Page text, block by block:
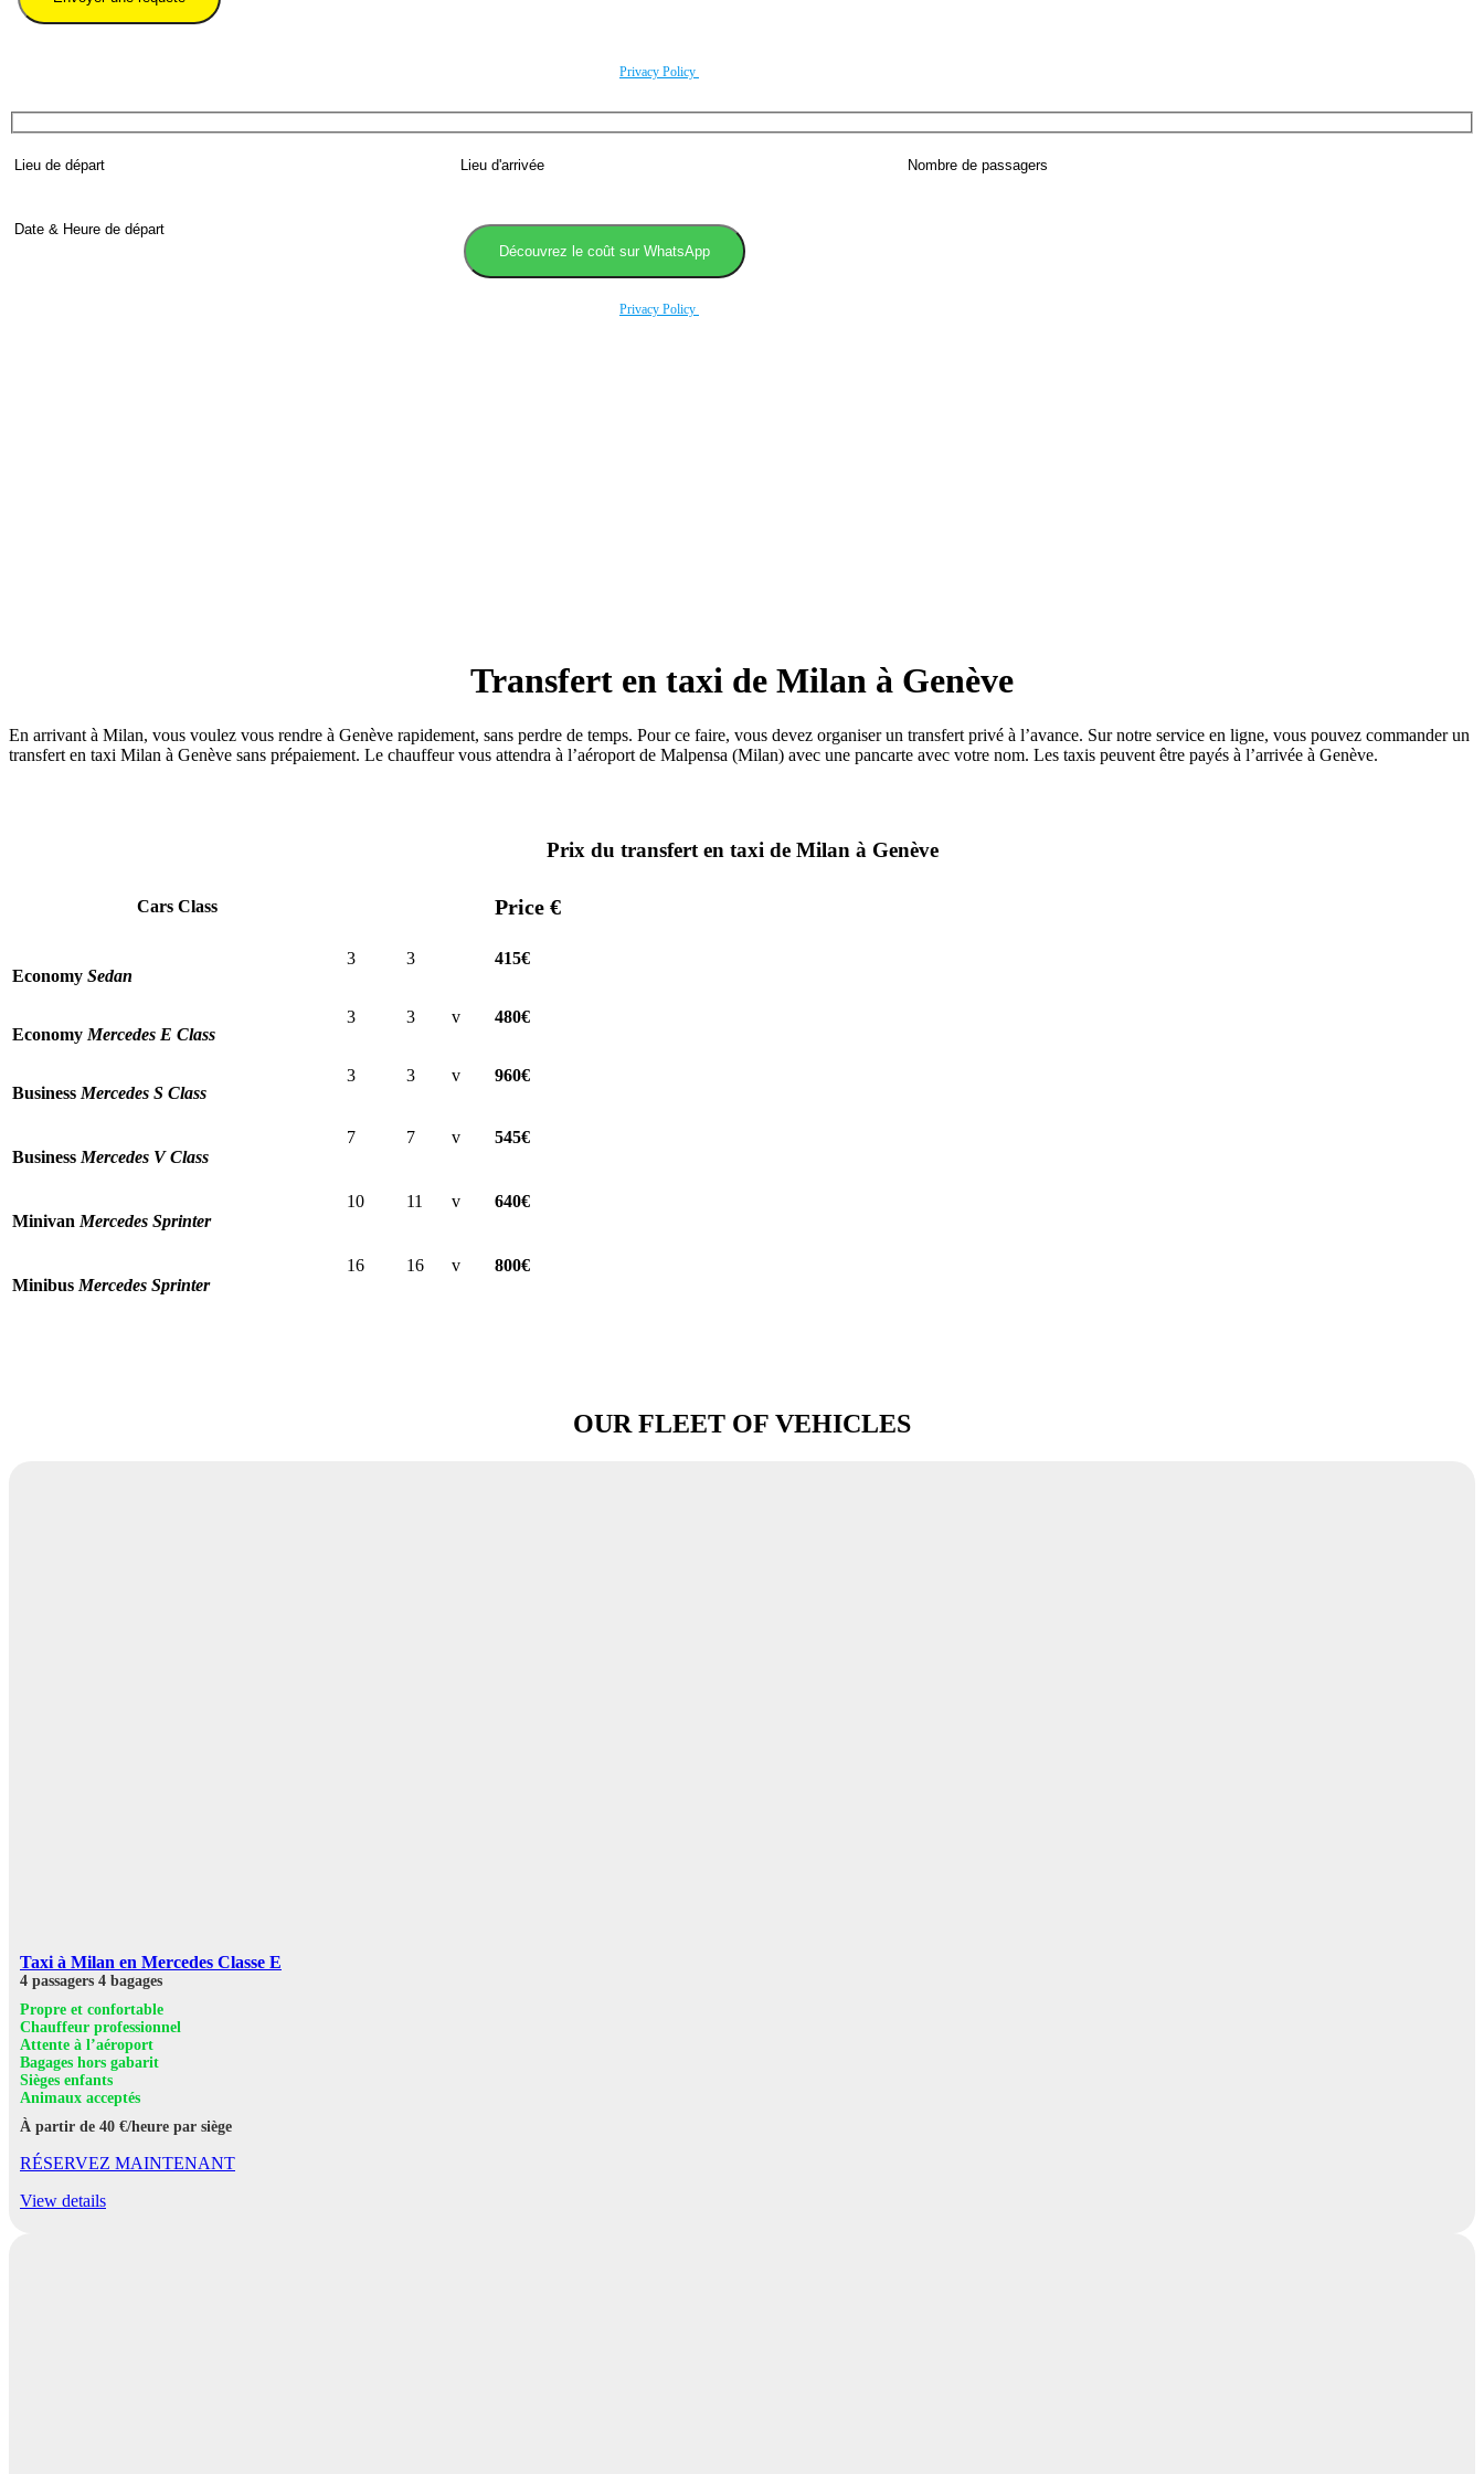
Privacy Policy
Privacy Policy
Transfert en taxi de Milan à Genève
En arrivant à Milan, vous voulez vous rendre à Genève rapidement, sans perdre de temps. Pour ce faire, vous devez organiser un transfert privé à l’avance. Sur notre service en ligne, vous pouvez commander un
transfert en taxi Milan à Genève sans prépaiement. Le chauffeur vous attendra à l’aéroport de Malpensa (Milan) avec une pancarte avec votre nom. Les taxis peuvent être payés à l’arrivée à Genève.
Prix ​​du transfert en taxi de Milan à Genève
Cars Class Price €
Economy Sedan
3 3 415€
Economy Mercedes E Class
3 3 v 480€
Business Mercedes S Class
3 3 v 960€
Business Mercedes V Class
7 7 v 545€
Minivan Mercedes Sprinter
10 11 v 640€
Minibus Mercedes Sprinter
16 16 v 800€
OUR FLEET OF VEHICLES
Taxi à Milan en Mercedes Classe E
4 passagers 4 bagages
Propre et confortable
Chauffeur professionnel
Attente à l’aéroport
Bagages hors gabarit
Sièges enfants
Animaux acceptés
À partir de 40 €/heure par siège
RÉSERVEZ MAINTENANT
View details